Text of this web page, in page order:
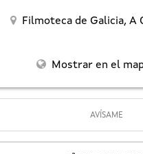
Filmoteca de Galicia, A
Mostrar en el
AVÍSAME